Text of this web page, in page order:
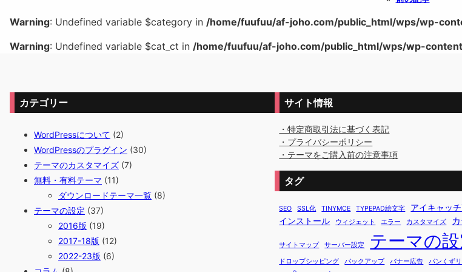
Warning: Undefined variable $category in /home/fuufuu/af-joho.com/public_html/wps/wp-
Warning: Undefined variable $cat_ct in /home/fuufuu/af-joho.com/public_html/wps/wp-
カテゴリー
WordPressについて (2)
WordPressのプラグイン (30)
テーマのカスタマイズ (7)
無料・有料テーマ (11)
ダウンロードテーマ一覧 (8)
テーマの設定 (37)
2016版 (19)
2017-18版 (12)
2022-23版 (6)
サイト情報
・特定商取引法に基づく表記
・プライバシーポリシー
・テーマをご購入前の注意事項
タグ
SEO SSL化 TINYMCE TYPEPAD絵文字
アイキャッ
インストール
ウィジェット エラー カスタマイズ
サイトマップ サーバー設定 テーマの
ドロップシッピング バックアップ バナー広告 パンくず